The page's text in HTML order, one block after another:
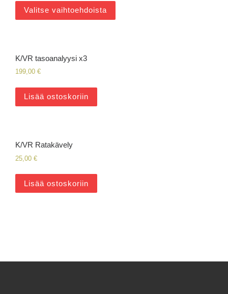
Valitse vaihtoehdoista
K/VR tasoanalyysi x3
199,00 €
Lisää ostoskoriin
K/VR Ratakävely
25,00 €
Lisää ostoskoriin